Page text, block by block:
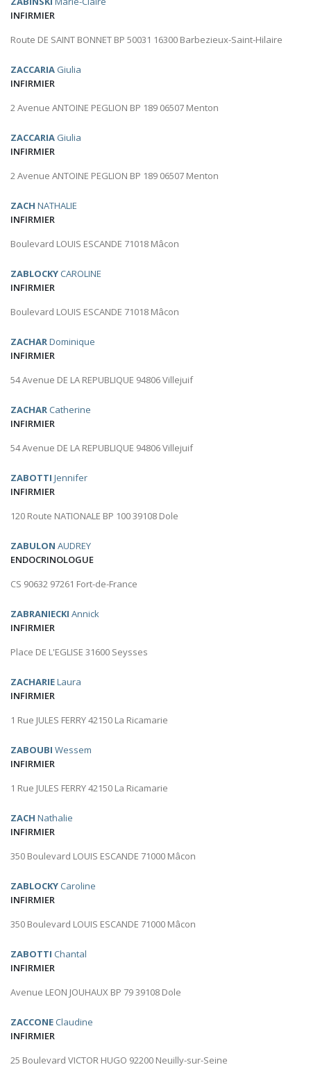
INFIRMIER
Route DE SAINT BONNET BP 50031 16300 Barbezieux-Saint-Hilaire
ZACCARIA Giulia
INFIRMIER
2 Avenue ANTOINE PEGLION BP 189 06507 Menton
ZACCARIA Giulia
INFIRMIER
2 Avenue ANTOINE PEGLION BP 189 06507 Menton
ZACH NATHALIE
INFIRMIER
Boulevard LOUIS ESCANDE 71018 Mâcon
ZABLOCKY CAROLINE
INFIRMIER
Boulevard LOUIS ESCANDE 71018 Mâcon
ZACHARDominique
INFIRMIER
54 Avenue DE LA REPUBLIQUE 94806 Villejuif
ZACHAR Catherine
INFIRMIER
54 Avenue DE LA REPUBLIQUE 94806 Villejuif
ZABOTTI Jennifer
INFIRMIER
120 Route NATIONALE BP 100 39108 Dole
ZABULON AUDREY
ENDOCRINOLOGUE
CS 90632 97261 Fort-de-France
ZABRANIECKI Annick
INFIRMIER
Place DE L'EGLISE 31600 Seysses
ZACHARIELaura
INFIRMIER
1 Rue JULES FERRY 42150 La Ricamarie
ZABOUBI Wessem
INFIRMIER
1 Rue JULES FERRY 42150 La Ricamarie
ZACH Nathalie
INFIRMIER
350 Boulevard LOUIS ESCANDE 71000 Mâcon
ZABLOCKY Caroline
INFIRMIER
350 Boulevard LOUIS ESCANDE 71000 Mâcon
ZABOTTI Chantal
INFIRMIER
Avenue LEON JOUHAUX BP 79 39108 Dole
ZACCONE Claudine
INFIRMIER
25 Boulevard VICTOR HUGO 92200 Neuilly-sur-Seine